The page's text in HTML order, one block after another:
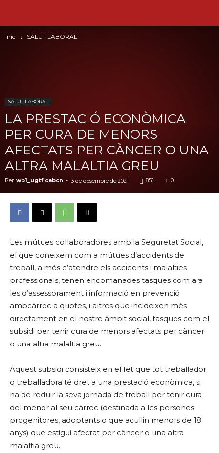
Inici SALUT LABORAL
SALUT LABORAL
LA PRESTACIÓ ECONÒMICA
PER CURA DE MENORS
AFECTATS PER CÀNCER O UNA
ALTRA MALALTIA GREU
Per wp1_ugtficabcn - 3 de desembre de 2021 851 0
Les mútues col·laboradores amb la Seguretat Social,
el que coneixem com a mútues d’accidents de
treball, a més d’atendre els accidents i malalties
professionals, tenen encomanades tasques com ara
les d’assessorament i informació en prevenció
ambcàrrec a quotes, i altres que incideixen més
directament en el nostre àmbit social, tasques com el
subsidi per tenir cura de menors afectats per càncer
o una altra malaltia greu.
Aquest subsidi consisteix en el fet que tot treballador
o treballadora té dret a una prestació econòmica, si
ha de reduir la seva jornada de treball per tenir cura
del menor al seu càrrec (destinada a les persones
progenitores, adoptants o que acullin menors de 18
anys) que estigui afectat per càncer o una altra
malaltia greu.